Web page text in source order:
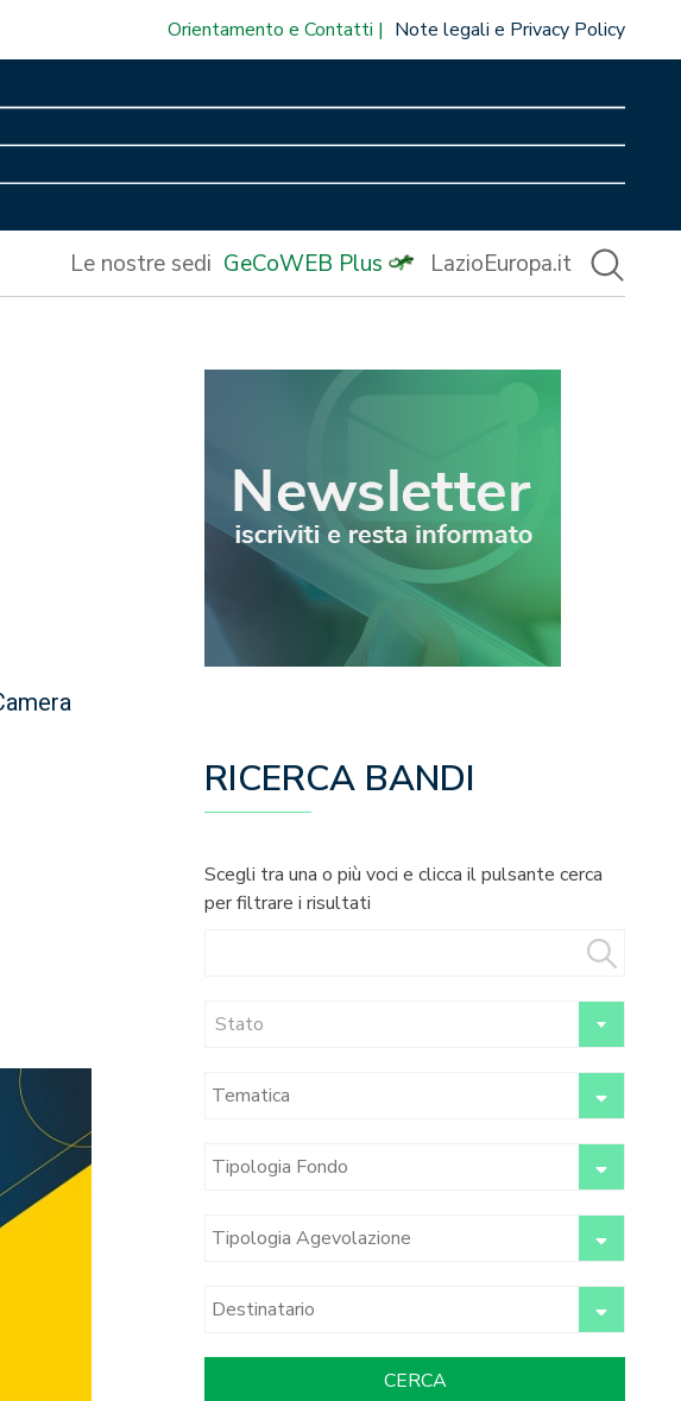
Orientamento e Contatti Note legali e Privacy Policy
Le nostre sedi GeCoWEB Plus LazioEuropa.it
RICERCA BANDI
Scegli tra una o più voci e clicca il pulsante cerca
per filtrare i risultati
Stato